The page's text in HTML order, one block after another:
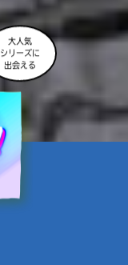
大人気
シリーズに
出会える